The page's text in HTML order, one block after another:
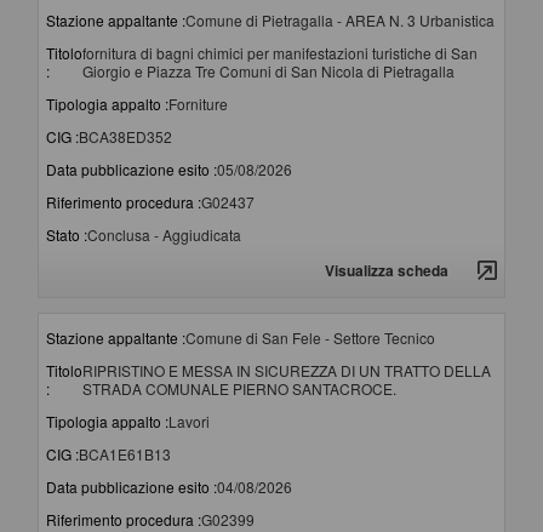
Stazione appaltante :Comune di Pietragalla - AREA N. 3 Urbanistica
Titolo
:
fornitura di bagni chimici per manifestazioni turistiche di San
Giorgio e Piazza Tre Comuni di San Nicola di Pietragalla
Tipologia appalto :Forniture
CIG :BCA38ED352
Data pubblicazione esito :05/08/2026
Riferimento procedura :G02437
Stato :Conclusa - Aggiudicata
Visualizza scheda
Stazione appaltante :Comune di San Fele - Settore Tecnico
Titolo
:
RIPRISTINO E MESSA IN SICUREZZA DI UN TRATTO DELLA
STRADA COMUNALE PIERNO SANTACROCE.
Tipologia appalto :Lavori
CIG :BCA1E61B13
Data pubblicazione esito :04/08/2026
Riferimento procedura :G02399